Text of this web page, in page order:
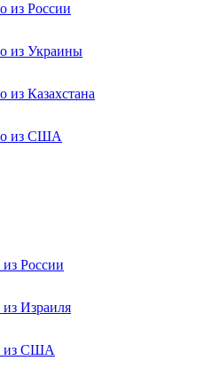
из России
из Украины
из Казахстана
из США
России
Израиля
из США